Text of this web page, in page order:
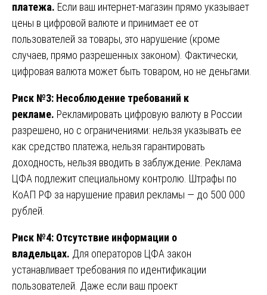
платежа. Если ваш интернет-магазин прямо указывает
цены в цифровой валюте и принимает ее от
пользователей за товары, это нарушение (кроме
случаев, прямо разрешенных законом). Фактически,
цифровая валюта может быть товаром, но не деньгами.
Риск №3: Несоблюдение требований к
рекламе. Рекламировать цифровую валюту в России
разрешено, но с ограничениями: нельзя указывать ее
как средство платежа, нельзя гарантировать
доходность, нельзя вводить в заблуждение. Реклама
ЦФА подлежит специальному контролю. Штрафы по
КоАП РФ за нарушение правил рекламы — до 500 000
рублей.
Риск №4: Отсутствие информации о
владельцах. Для операторов ЦФА закон
устанавливает требования по идентификации
пользователей. Даже если ваш проект